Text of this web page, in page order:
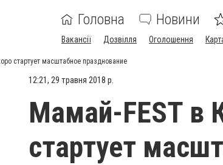
Головна Новини
Вакансії Дозвілля Оголошення
стартует масштабное празднование
12:21, 29 травня 2018 р.
Мамай-FEST в
стартует